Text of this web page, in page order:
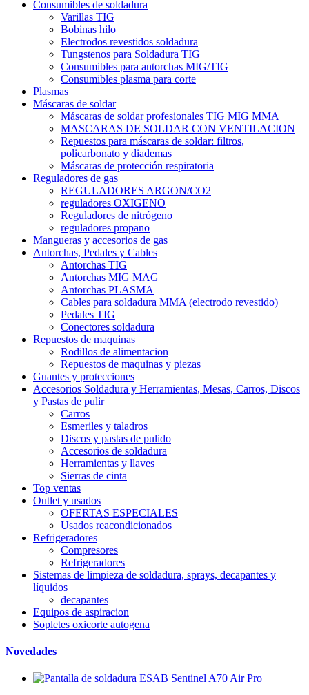
Consumibles de soldadura
Varillas TIG
Bobinas hilo
Electrodos revestidos soldadura
Tungstenos para Soldadura TIG
Consumibles para antorchas MIG/TIG
Consumibles plasma para corte
Plasmas
Máscaras de soldar
Máscaras de soldar profesionales TIG MIG MMA
MASCARAS DE SOLDAR CON VENTILACION
Repuestos para máscaras de soldar: filtros,
policarbonato y diademas
Máscaras de protección respiratoria
Reguladores de gas
REGULADORES ARGON/CO2
reguladores OXIGENO
Reguladores de nitrógeno
reguladores propano
Mangueras y accesorios de gas
Antorchas, Pedales y Cables
Antorchas TIG
Antorchas MIG MAG
Antorchas PLASMA
Cables para soldadura MMA (electrodo revestido)
Pedales TIG
Conectores soldadura
Repuestos de maquinas
Rodillos de alimentacion
Repuestos de maquinas y piezas
Guantes y protecciones
Accesorios Soldadura y Herramientas, Mesas, Carros, Discos
y Pastas de pulir
Carros
Esmeriles y taladros
Discos y pastas de pulido
Accesorios de soldadura
Herramientas y llaves
Sierras de cinta
Top ventas
Outlet y usados
OFERTAS ESPECIALES
Usados reacondicionados
Refrigeradores
Compresores
Refrigeradores
Sistemas de limpieza de soldadura, sprays, decapantes y
líquidos
decapantes
Equipos de aspiracion
Sopletes oxicorte autogena
Novedades